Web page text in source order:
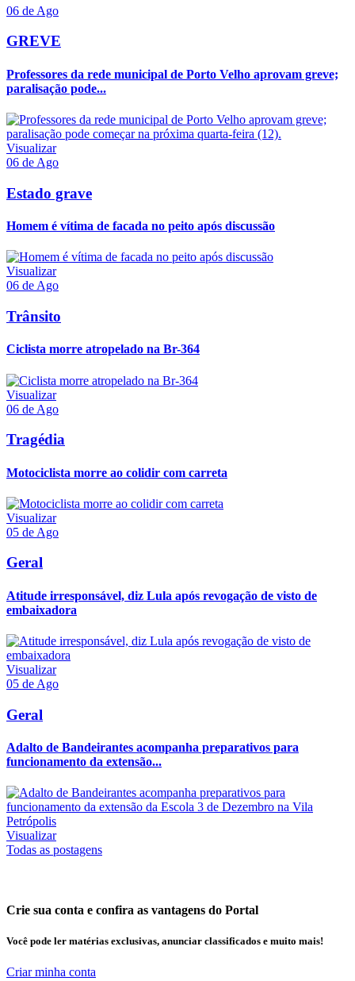
06 de Ago
GREVE
Professores da rede municipal de Porto Velho aprovam greve;
paralisação pode...
Visualizar
06 de Ago
Estado grave
Homem é vítima de facada no peito após discussão
Visualizar
06 de Ago
Trânsito
Ciclista morre atropelado na Br-364
Visualizar
06 de Ago
Tragédia
Motociclista morre ao colidir com carreta
Visualizar
05 de Ago
Geral
Atitude irresponsável, diz Lula após revogação de visto de
embaixadora
Visualizar
05 de Ago
Geral
Adalto de Bandeirantes acompanha preparativos para
funcionamento da extensão...
Visualizar
Todas as postagens
Crie sua conta e confira as vantagens do Portal
Você pode ler matérias exclusivas, anunciar classificados e muito mais!
Criar minha conta